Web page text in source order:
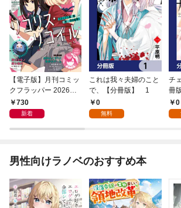
【電子版】月刊コミッ
クフラッパー 2026年9
月号730
新着
これは我々夫婦のこと
で、【分冊版】 1
0
無料
チ
冊
0
男性向けラノベのおすすめ本